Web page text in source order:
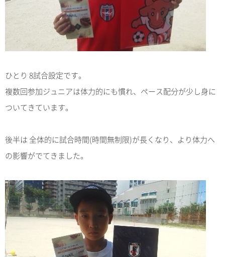
ひとり 8試合設定です。
複数回参加ジュニアは体力的にも慣れ、ペース配分が少し身に
ついてきています。
後半は 全体的に試合時間(時間無制限)が長くなり、より体力へ
の影響がでてきました。